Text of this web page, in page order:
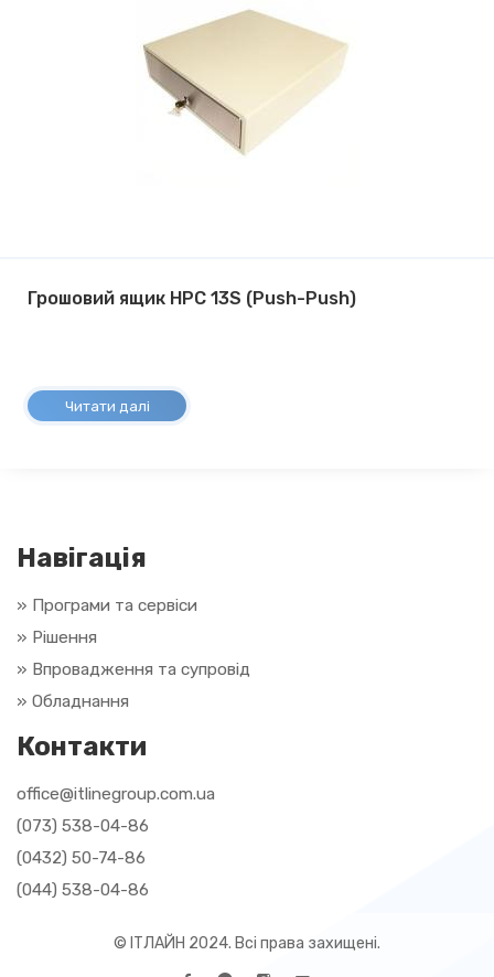
Грошовий ящик HPC 13S (Push-Push)
Читати далі
Навігація
» Програми та сервіси
» Рішення
» Впровадження та супровід
» Обладнання
Контакти
office@itlinegroup.com.ua
(073) 538-04-86
(0432) 50-74-86
(044) 538-04-86
© ІТЛАЙН 2024. Всі права захищені.